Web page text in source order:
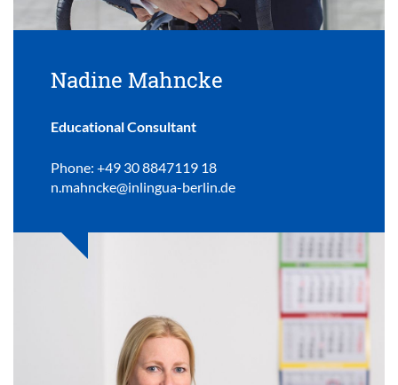
Nadine Mahncke
Educational Consultant
Phone: +49 30 8847119 18
n.mahncke@inlingua-berlin.de